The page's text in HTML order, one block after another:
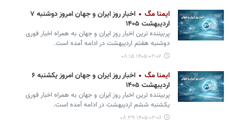
ایمنا مگ
اخبار روز ایران و جهان امروز دوشنبه ۷
اردیبهشت ۱۴۰۵
پربیننده ترین اخبار روز ایران و جهان به همراه اخبار فوری
دوشنبه هفتم اردیبهشت در ادامه آمده است.
۱۴۰۵-۰۲-۰۷ ۰۸:۱۵
ایمنا مگ
اخبار روز ایران و جهان امروز یکشنبه ۶
اردیبهشت ۱۴۰۵
پربیننده ترین اخبار روز ایران و جهان به همراه اخبار فوری
یکشنبه ششم اردیبهشت در ادامه آمده است.
۱۴۰۵-۰۲-۰۶ ۰۸:۳۹